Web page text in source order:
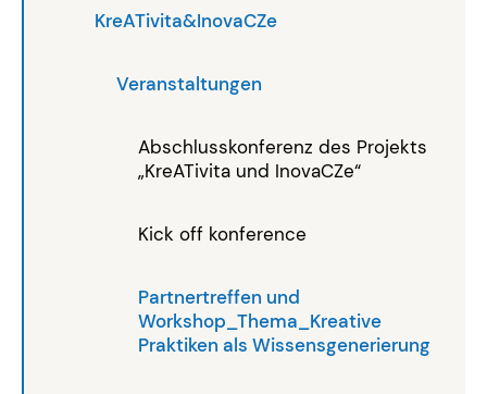
KreATivita&InovaCZe
Veranstaltungen
Abschlusskonferenz des Projekts
„KreATivita und InovaCZe“
Kick off konference
Partnertreffen und
Workshop_Thema_Kreative
Praktiken als Wissensgenerierung